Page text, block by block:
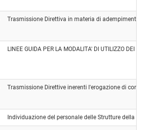
Trasmissione Direttiva in materia di adempimenti
LINEE GUIDA PER LA MODALITA' DI UTILIZZO DEI
Trasmissione Direttive inerenti l'erogazione di
Individuazione del personale delle Strutture della